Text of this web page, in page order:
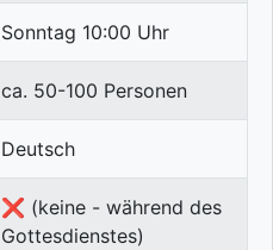
Sonntag 10:00 Uhr
ca. 50-100 Personen
Deutsch
❌ (keine - während des
Gottesdienstes)